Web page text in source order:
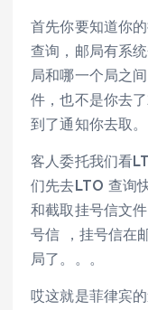
首先你要知道你
查询，邮局有系
局和哪一个局之
件，也不是你去
到了通知你去取。
客人委托我们看
们先去LTO 查询
和截取挂号信文
号信 ，挂号信在
局了。。。
哎这就是菲律宾